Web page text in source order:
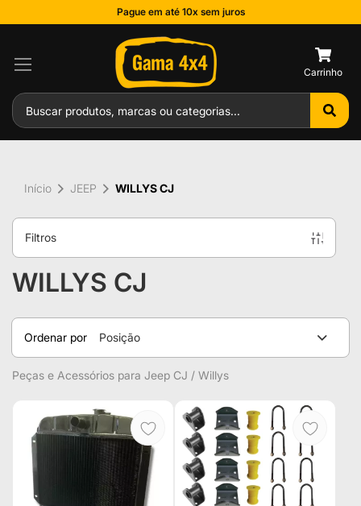
Pague em até 10x sem juros
WILLYS CJ
Ordenar por Posição
Peças e Acessórios para Jeep CJ / Willys
Início JEEP WILLYS CJ
Filtros